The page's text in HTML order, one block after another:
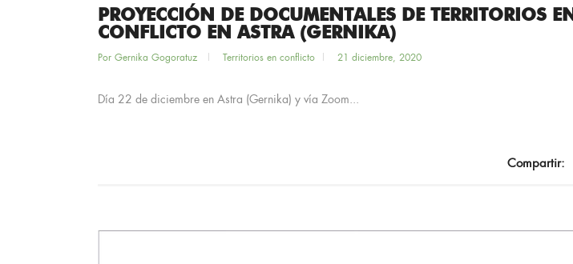
PROYECCIÓN DE DOCUMENTALES DE TERRITORIOS EN
CONFLICTO EN ASTRA (GERNIKA)
Por Gernika Gogoratuz Territorios en conflicto 21 diciembre, 2020
Día 22 de diciembre en Astra (Gernika) y vía Zoom...
Compartir: